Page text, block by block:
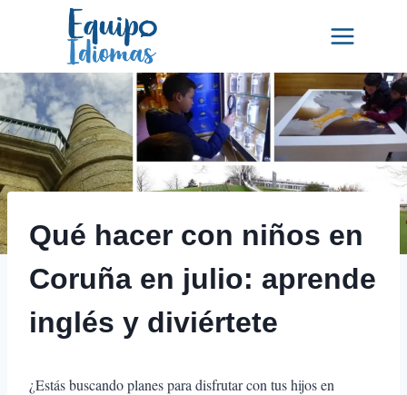
Qué hacer con niños en
Coruña en julio: aprende
inglés y diviértete
¿Estás buscando planes para disfrutar con tus hijos en